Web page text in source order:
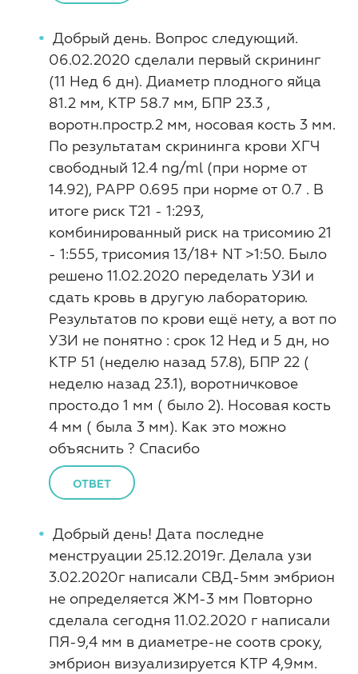
Добрый день. Вопрос следующий.
06.02.2020 сделали первый скрининг
(11 Нед 6 дн). Диаметр плодного яйца
81.2 мм, КТР 58.7 мм, БПР 23.3 ,
воротн.простр.2 мм, носовая кость 3 мм.
По результатам скрининга крови ХГЧ
свободный 12.4 ng/ml (при норме от
14.92), РАРР 0.695 при норме от 0.7 . В
итоге риск Т21 - 1:293,
комбинированный риск на трисомию 21
- 1:555, трисомия 13/18+ NT >1:50. Было
решено 11.02.2020 переделать УЗИ и
сдать кровь в другую лабораторию.
Результатов по крови ещё нету, а вот по
УЗИ не понятно : срок 12 Нед и 5 дн, но
КТР 51 (неделю назад 57.8), БПР 22 (
неделю назад 23.1), воротничковое
просто.до 1 мм ( было 2). Носовая кость
4 мм ( была 3 мм). Как это можно
объяснить ? Спасибо
ОТВЕТ
Добрый день! Дата последне
менструации 25.12.2019г. Делала узи
3.02.2020г написали СВД-5мм эмбрион
не определяется ЖМ-3 мм Повторно
сделала сегодня 11.02.2020 г написали
ПЯ-9,4 мм в диаметре-не соотв сроку,
эмбрион визуализируется КТР 4,9мм.